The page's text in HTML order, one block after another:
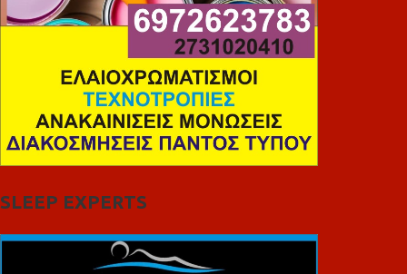
SLEEP EXPERTS